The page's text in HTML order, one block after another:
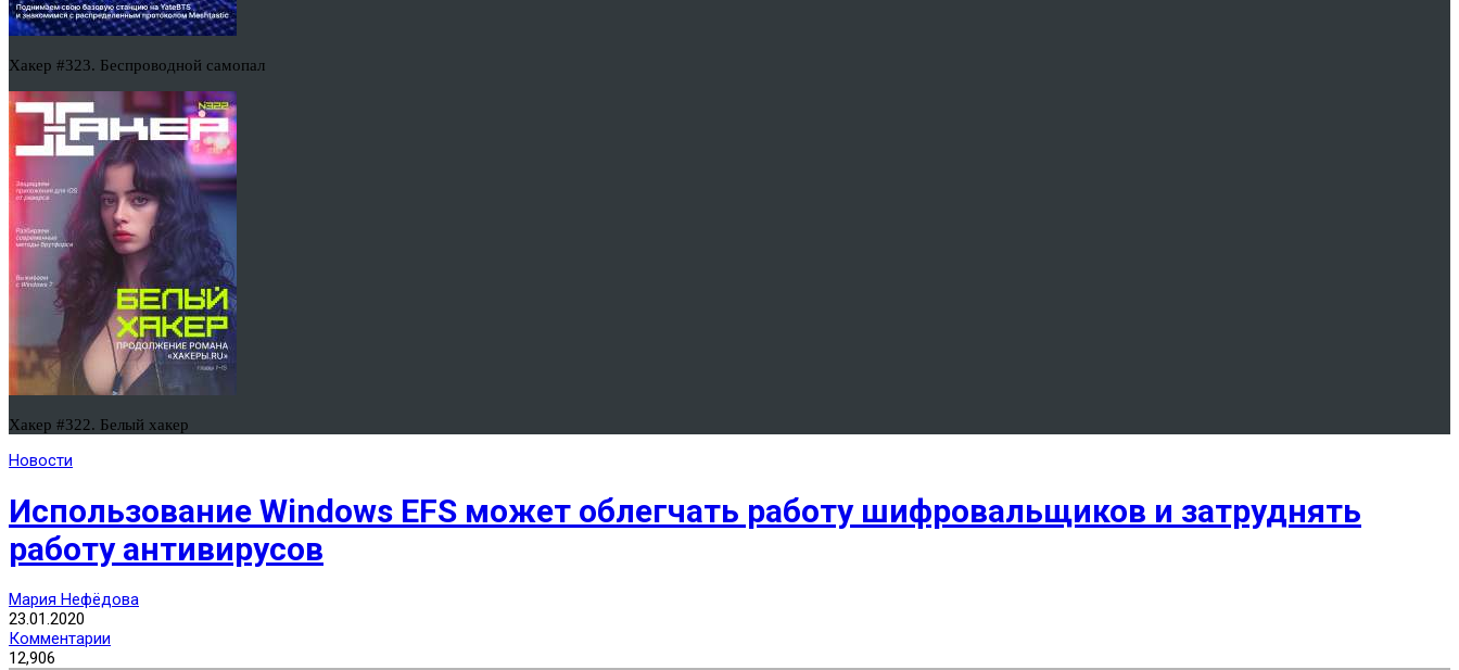
Хакер #323. Беспроводной самопал
Хакер #322. Белый хакер
Новости
Использование Windows EFS может облегчать работу шифровальщиков и затруднять
работу антивирусов
Мария Нефёдова
23.01.2020
Комментарии
12,906